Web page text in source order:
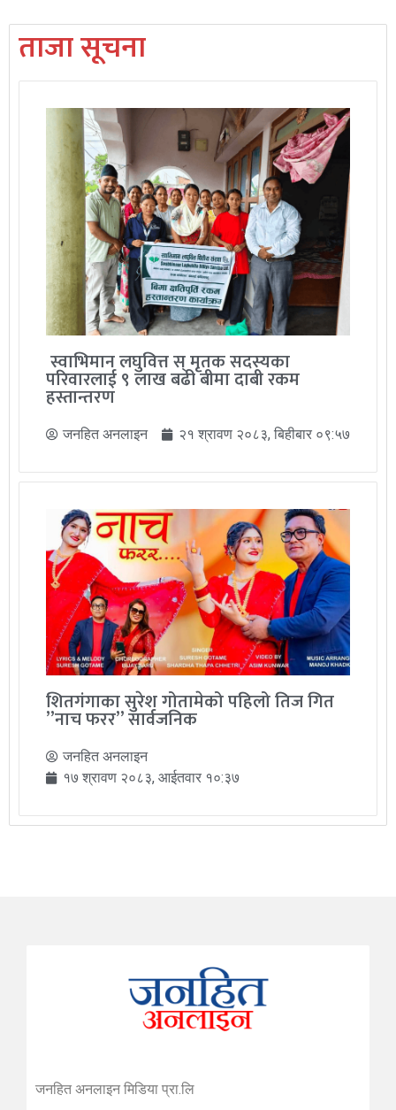
ताजा सूचना
स्वाभिमान लघुवित्त स् मृतक सदस्यका
परिवारलाई ९ लाख बढी बीमा दाबी रकम
हस्तान्तरण
जनहित अनलाइन २१ श्रावण २०८३, बिहीबार ०९:५७
शितगंगाका सुरेश गोतामेको पहिलो तिज गित
”नाच फरर” सार्वजनिक
जनहित अनलाइन
१७ श्रावण २०८३, आईतवार १०:३७
जनहित अनलाइन मिडिया प्रा.लि